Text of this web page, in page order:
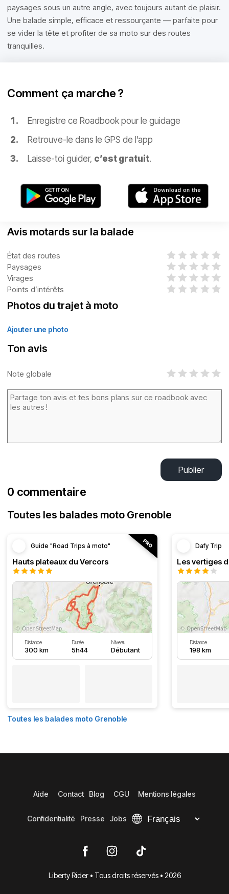
paysages sous un autre angle, avec toujours autant de plaisir.
Une balade simple, efficace et ressourçante — parfaite pour
se vider la tête et profiter de sa moto sur des routes
tranquilles.
Comment ça marche ?
Enregistre ce Roadbook pour le guidage
Retrouve-le dans le GPS de l’app
Laisse-toi guider, c’est gratuit.
Avis motards sur la balade
État des routes
Paysages
Virages
Points d’intérêts
Photos du trajet à moto
Ajouter une photo
Ton avis
Note globale
Publier
0 commentaire
Toutes les balades moto Grenoble
Guide "Road Trips à moto"
Hauts plateaux du Vercors
Distance
300 km
Durée
5h44
Niveau
Débutant
Dafy Trip
Les vertiges
Distance
198 km
Toutes les balades moto Grenoble
Aide Contact Blog CGU Mentions légales
Confidentialité Presse Jobs
Liberty Rider • Tous droits réservés • 2026